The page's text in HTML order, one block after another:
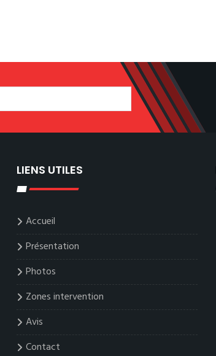
LIENS UTILES
Accueil
Présentation
Photos
Zones intervention
Avis
Contact